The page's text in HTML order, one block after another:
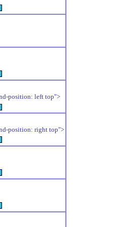
position: left top">
position: right top">